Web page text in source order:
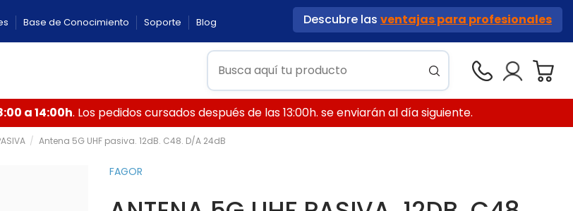
Base de Conocimiento Soporte Blog Descubre las ventajas para profesionales
a 14:00h. Los pedidos cursados después de las 13:00h. se enviarán al día siguiente.
Antena 5G UHF pasiva. 12dB. C48. D/A 24dB
FAGOR